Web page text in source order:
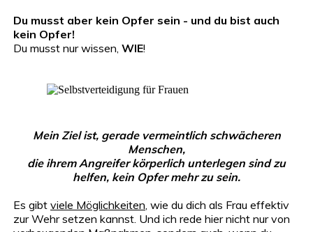
Du musst aber kein Opfer sein - und du bist auch
kein Opfer!
Du musst nur wissen, WIE!
Mein Ziel ist, gerade vermeintlich schwächeren
Menschen,
die ihrem Angreifer körperlich unterlegen sind zu
helfen, kein Opfer mehr zu sein.
Es gibt viele Möglichkeiten , wie du dich als Frau effektiv
zur Wehr setzen kannst. Und ich rede hier nicht nur von